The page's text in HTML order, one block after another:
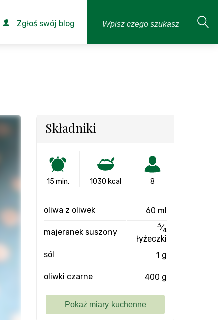
Zgłoś swój blog
Składniki
15 min. 1030 kcal 8
oliwa z oliwek 60 ml
majeranek suszony
3⁄4
łyżeczki
sól
1 g
oliwki czarne 400 g